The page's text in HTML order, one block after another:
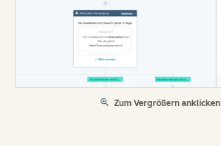
Zum Vergrößern anklicken